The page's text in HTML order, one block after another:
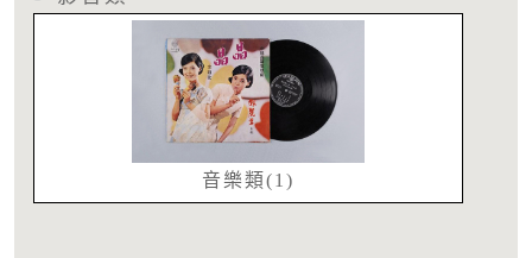
音樂類(1)